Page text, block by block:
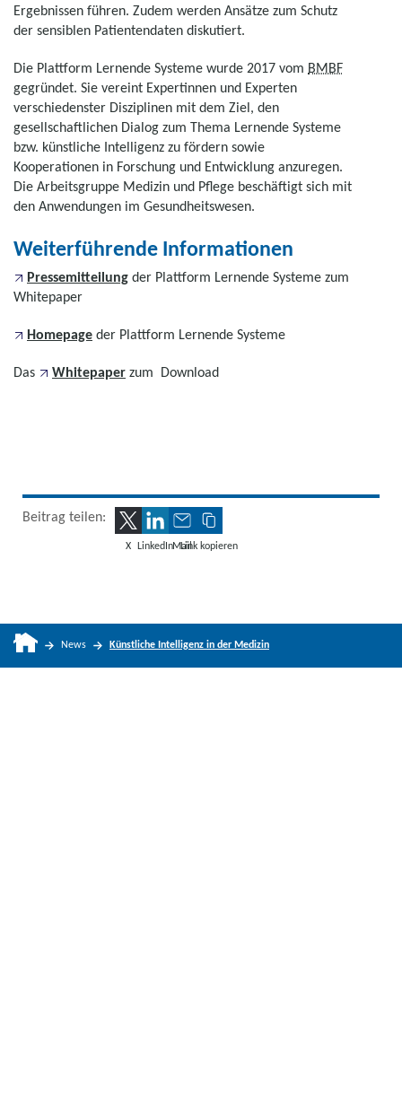
Ergebnissen führen. Zudem werden Ansätze zum Schutz
der sensiblen Patientendaten diskutiert.
Die Plattform Lernende Systeme wurde 2017 vom BMBF
gegründet. Sie vereint Expertinnen und Experten
verschiedenster Disziplinen mit dem Ziel, den
gesellschaftlichen Dialog zum Thema Lernende Systeme
bzw. künstliche Intelligenz zu fördern sowie
Kooperationen in Forschung und Entwicklung anzuregen.
Die Arbeitsgruppe Medizin und Pflege beschäftigt sich mit
den Anwendungen im Gesundheitswesen.
Weiterführende Informationen
Pressemitteilung der Plattform Lernende Systeme zum
Whitepaper
Homepage der Plattform Lernende Systeme
Das Whitepaper zum Download
Beitrag teilen:
X LinkedInMailLink kopieren
News Künstliche Intelligenz in der Medizin